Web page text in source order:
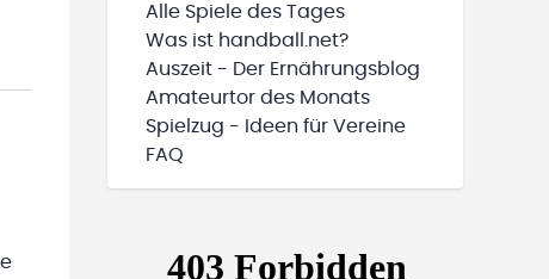
Alle Spiele des Tages
Was ist handball.net?
Auszeit - Der Ernährungsblog
Amateurtor des Monats
Spielzug - Ideen für Vereine
FAQ